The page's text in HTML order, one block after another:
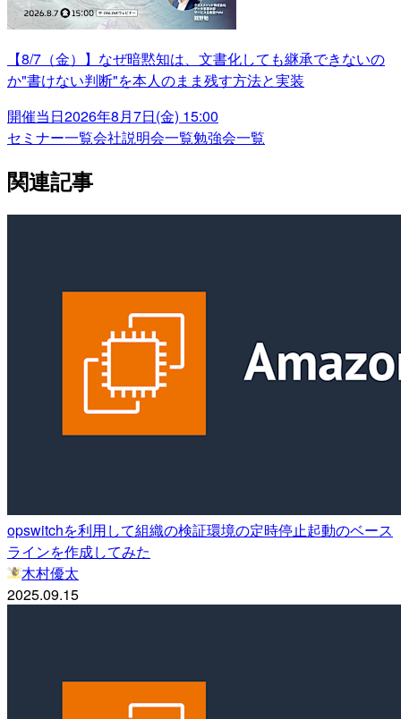
【8/7（金）】なぜ暗黙知は、文書化しても継承できないの
か"書けない判断"を本人のまま残す方法と実装
開催当日2026年8月7日(金) 15:00
セミナー一覧会社説明会一覧勉強会一覧
関連記事
opswitchを利用して組織の検証環境の定時停止起動のベース
ラインを作成してみた
木村優太
2025.09.15